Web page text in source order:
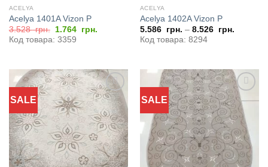
ACELYA
Acelya 1401A Vizon P
3.528грн.
Первоначальная
цена
составляла
1.764 грн.Текущая
Код товара: 3359
ACELYA
Acelya 1402A Vizon P
5.586 грн. – 8.526 грн.
Код товара: 8294
SALE
Добавить
в
избранное
SALE
Добавить
в
избранное